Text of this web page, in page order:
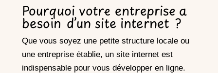
Pourquoi votre entreprise a
besoin d’un site internet ?
Que vous soyez une petite structure locale ou
une entreprise établie, un site internet est
indispensable pour vous développer en ligne.